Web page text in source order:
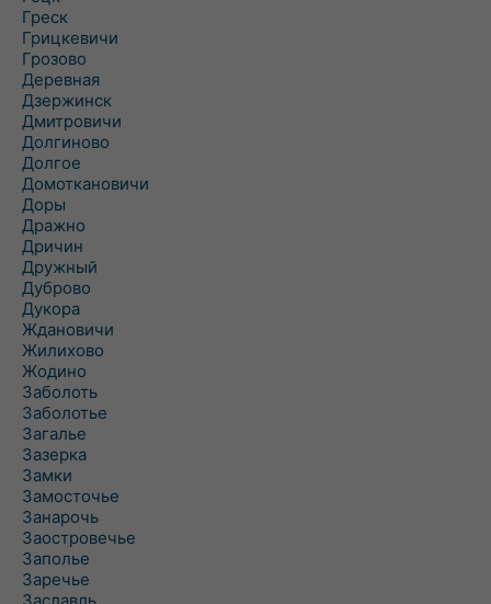
Греск
Грицкевичи
Грозово
Деревная
Дзержинск
Дмитровичи
Долгиново
Долгое
Домоткановичи
Доры
Дражно
Дричин
Дружный
Дуброво
Дукора
Ждановичи
Жилихово
Жодино
Заболоть
Заболотье
Загалье
Зазерка
Замки
Замосточье
Занарочь
Заостровечье
Заполье
Заречье